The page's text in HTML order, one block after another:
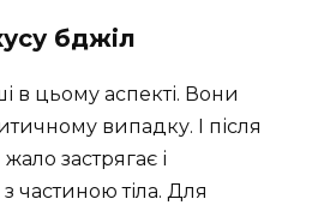
бджіл
в цьому аспекті. Вони
випадку. І після
застрягає і
частиною тіла. Для